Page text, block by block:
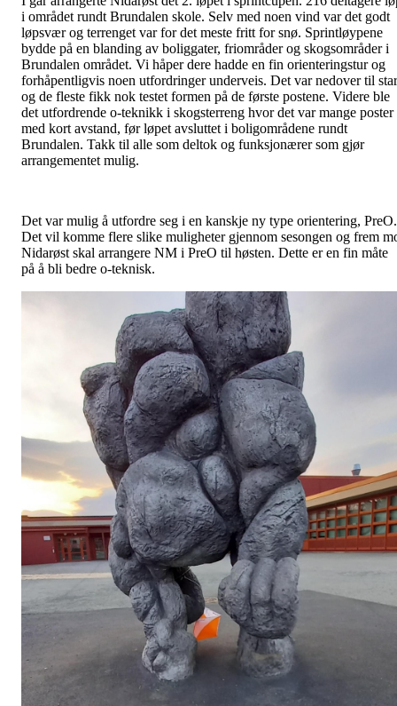
i området rundt Brundalen skole. Selv med noen vind var det godt
løpsvær og terrenget var for det meste fritt for snø. Sprintløypene
bydde på en blanding av boliggater, friområder og skogsområder i
Brundalen området. Vi håper dere hadde en fin orienteringstur og
forhåpentligvis noen utfordringer underveis. Det var nedover til
og de fleste fikk nok testet formen på de første postene. Videre ble
det utfordrende o-teknikk i skogsterreng hvor det var mange poster
med kort avstand, før løpet avsluttet i boligområdene rundt
Brundalen. Takk til alle som deltok og funksjonærer som gjør
arrangementet mulig.
Det var mulig å utfordre seg i en kanskje ny type orientering, PreO.
Det vil komme flere slike muligheter gjennom sesongen og frem
Nidarøst skal arrangere NM i PreO til høsten. Dette er en fin måte
på å bli bedre o-teknisk.